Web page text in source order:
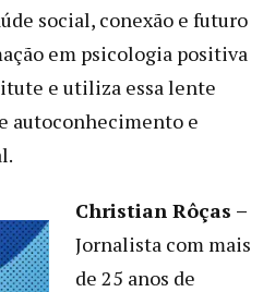
social, conexão e futuro
em psicologia positiva
e utiliza essa lente
autoconhecimento e
Christian Rôças –
Jornalista com mais
de 25 anos de